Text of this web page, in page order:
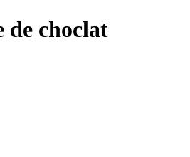
de choclat